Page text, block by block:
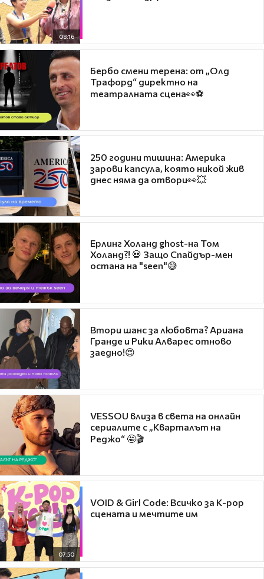
08:16
Бербо смени терена: от „Олд
Трафорд“ директно на
театралната сцена👀⚽
250 години тишина: Америка
зарови капсула, която никой жив
днес няма да отвори👀💥
Ерлинг Холанд ghost-на Том
Холанд?! 💀 Защо Спайдър-мен
остана на "seen"😅
Втори шанс за любовта? Ариана
Гранде и Рики Алварес отново
заедно!😍
VESSOU влиза в света на онлайн
сериалите с „Кварталът на
Реджо“ 🤩🎬
07:50
VOID & Girl Code: Всичко за K-pop
сцената и мечтите им